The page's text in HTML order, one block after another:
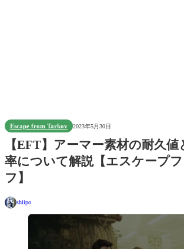
Escape from Tarkov 2023年5月30日
【EFT】アーマー素材の耐久
率について解説【エスケープ
フ】
shiipo